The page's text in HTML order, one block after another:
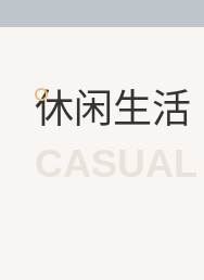
休闲生活